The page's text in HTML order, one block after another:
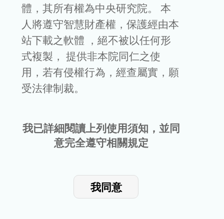
體，其所有權為中央研究院。 本
人將遵守智慧財產權，保護經由本
站下載之軟體 ，絕不被以任何形
式複製， 提供非本院同仁之使
用，若有侵權行為，經查屬實，願
受法律制裁。
我已詳細閱讀上列使用須知，並同
意完全遵守相關規定
我同意